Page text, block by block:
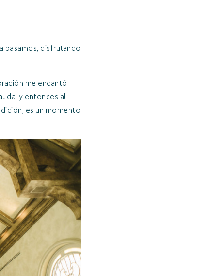
pasamos, disfrutando
me encantó
y entonces al
es un momento